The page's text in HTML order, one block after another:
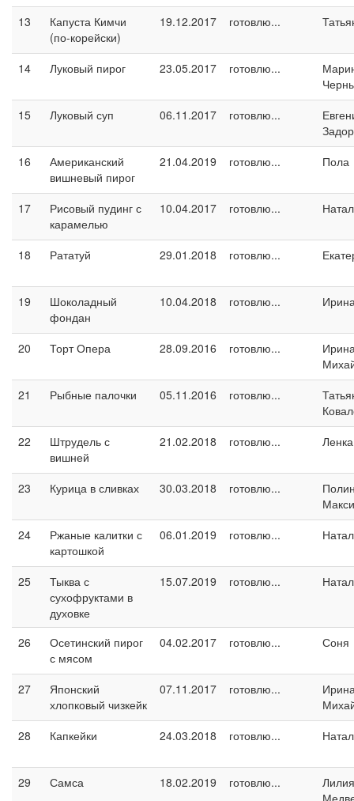
13
Капуста Кимчи
(по-корейски)
19.12.2017 готовлю...
14 Луковый пирог 23.05.2017 готовлю...
15
Луковый суп 06.11.2017 готовлю...
16
Американский
вишневый пирог
21.04.2019 готовлю... Пола
17
Рисовый пудинг с
карамелью
10.04.2017 готовлю...
18 Рататуй 29.01.2018 готовлю...
19
Шоколадный
фондан
10.04.2018 готовлю...
20 Торт Опера 28.09.2016 готовлю...
21
Рыбные палочки 05.11.2016 готовлю...
22
Штрудель с
вишней
21.02.2018 готовлю...
23 Курица в сливках 30.03.2018 готовлю...
24
Ржаные калитки с
картошкой
06.01.2019 готовлю...
25
Тыква с
сухофруктами в
духовке
15.07.2019 готовлю...
26
Осетинский пирог
с мясом
04.02.2017 готовлю... Соня
27
Японский
хлопковый чизкейк
07.11.2017 готовлю...
28
Капкейки 24.03.2018 готовлю...
29 Самса 18.02.2019 готовлю...
Лилия